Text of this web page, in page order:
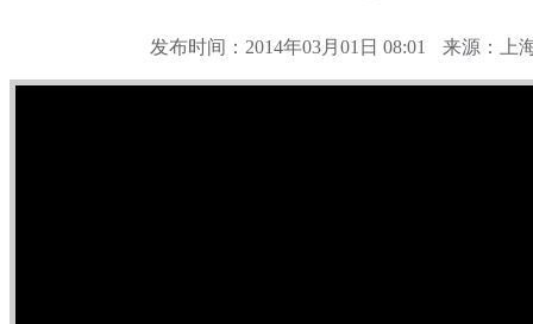
发布时间：2014年03月01日 08:01 来源：上